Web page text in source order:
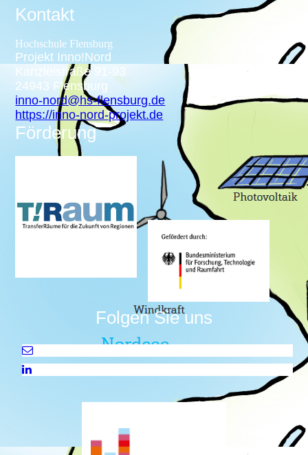
Kontakt
Hochschule Flensburg
Projekt Inno!Nord
Kanzleistraße 91-93
24943 Flensburg
inno-nord@hs-flensburg.de
https://inno-nord-projekt.de
Förderung
Folgen Sie uns